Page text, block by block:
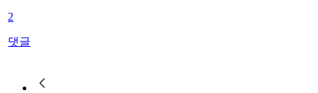
2
댓글